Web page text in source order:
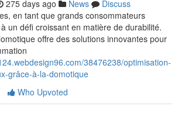
275 days ago News
Discuss
en tant que grands consommateurs
un défi croissant en matière de durabilité.
offre des solutions innovantes pour
38476238/optimisation-
grâce-à-la-domotique
Who Upvoted